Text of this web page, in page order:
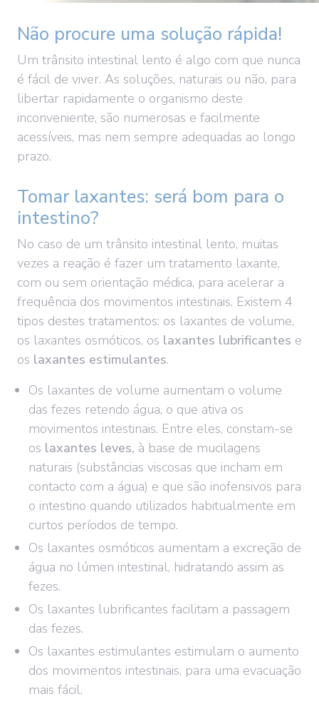
Não procure uma solução rápida!
Um trânsito intestinal lento é algo com que nunca
é fácil de viver. As soluções, naturais ou não, para
libertar rapidamente o organismo deste
inconveniente, são numerosas e facilmente
acessíveis, mas nem sempre adequadas ao longo
prazo.
Tomar laxantes: será bom para o
intestino?
No caso de um trânsito intestinal lento, muitas
vezes a reação é fazer um tratamento laxante,
com ou sem orientação médica, para acelerar a
frequência dos movimentos intestinais. Existem 4
tipos destes tratamentos: os laxantes de volume,
os laxantes osmóticos, os laxantes lubrificantes e
os laxantes estimulantes.
Os laxantes de volume aumentam o volume
das fezes retendo água, o que ativa os
movimentos intestinais. Entre eles, constam-se
os laxantes leves, à base de mucilagens
naturais (substâncias viscosas que incham em
contacto com a água) e que são inofensivos para
o intestino quando utilizados habitualmente em
curtos períodos de tempo.
Os laxantes osmóticos aumentam a excreção de
água no lúmen intestinal, hidratando assim as
fezes.
Os laxantes lubrificantes facilitam a passagem
das fezes.
Os laxantes estimulantes estimulam o aumento
dos movimentos intestinais, para uma evacuação
mais fácil.